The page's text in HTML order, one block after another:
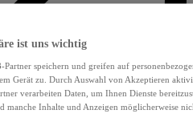
ist uns wichtig
-Partner speichern und greifen auf
Gerät zu. Durch Auswahl von Akzeptieren
verarbeiten Daten, um Ihnen Dienste
manche Inhalte und Anzeigen möglicherweise